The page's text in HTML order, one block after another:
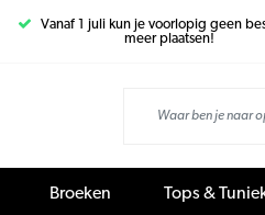
Vanaf 1 juli kun je voorlopig geen
meer plaatsen!
Broeken Tops &